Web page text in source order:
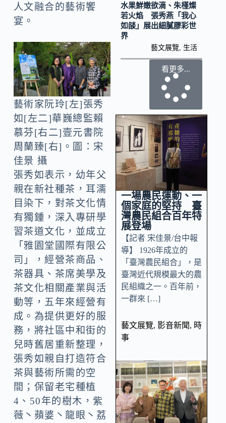
人文融合的藝術饗
宴。
藝術家阮玲[左]張秀
如[左二]華巍總監賴
慕芬[右二]壹元書院
周蘭臻[右]。圖：宋
佳景 攝
張秀如表示，幼年父
親在新社種茶，耳濡
目染下，對茶文化情
有獨鍾，深入專研學
習茶道文化，並成立
「雅園堂國際有限公
司」，經營茶商品、
茶器具、茶席美學及
茶文化相關產業與活
動等，五年來經營有
成。為提供更好的服
務，將社區中和街的
兒時舊居重新整理，
張秀如親自打造符合
茶與藝術所需的空
間；保留老宅種植
4、50年的樹木，紫
薇丶蘋婆丶龍眼丶荔
水果鮮嫩欲滴、朱槿燦
若火焰 張秀燕「我心
如燄」展出細膩膠彩世
界
藝文展覽 生活
看更多...
一場農民運動、一
個家庭的堅持 臺
灣農民組合百年特
展登場
【記者 宋佳景/台中報
導】 1926年成立的
「臺灣農民組合」，是
臺灣近代規模最大的農
民組織之一。百年前，
一群來 […]
藝文展覽, 影音新聞, 時
事